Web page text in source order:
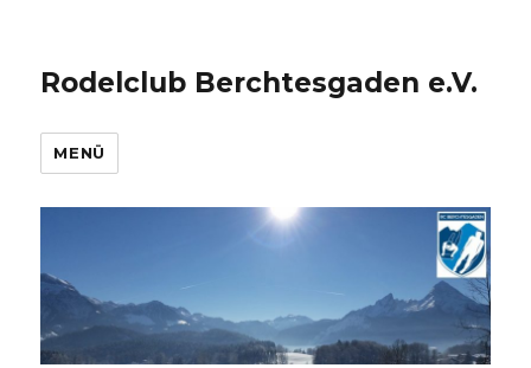
Rodelclub Berchtesgaden e.V.
MENÜ